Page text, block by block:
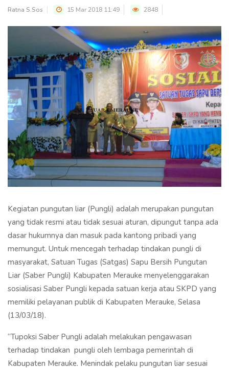
Ratna S.Sos 15 Mar 2018 11:49 2848
Kegiatan pungutan liar (Pungli) adalah merupakan pungutan
yang tidak resmi atau tidak sesuai aturan, dipungut tanpa ada
dasar hukumnya dan masuk pada kantong pribadi yang
memungut. Untuk mencegah terhadap tindakan pungli di
masyarakat, Satuan Tugas (Satgas) Sapu Bersih Pungutan
Liar (Saber Pungli) Kabupaten Merauke menyelenggarakan
sosialisasi Saber Pungli kepada satuan kerja atau SKPD yang
memiliki pelayanan publik di Kabupaten Merauke, Selasa
(13/03/18).
“Tupoksi Saber Pungli adalah melakukan pengawasan
terhadap tindakan pungli oleh lembaga pemerintah di
Kabupaten Merauke. Menindak pelaku pungutan liar sesuai